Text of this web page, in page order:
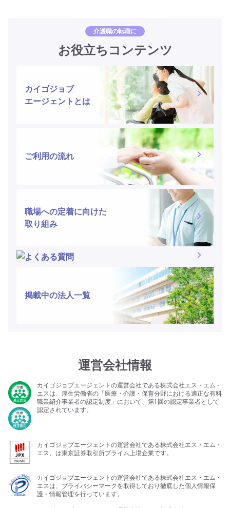
介護職の転職に
お役立ちコンテンツ
カイゴジョブ
エージェントとは
ご利用の流れ
職場への定着に向けた
取り組み
よくある質問
掲載中の法人一覧
運営会社情報
カイゴジョブエージェントの運営会社である株式会社エス・エム・
エスは、厚生労働省の「医療・介護・保育分野における適正な有料
職業紹介事業者の認定制度」において、第1回の認定事業者として
認定されています。
カイゴジョブエージェントの運営会社である株式会社エス・エム・
エス、は東京証券取引所プライム上場企業です。
カイゴジョブエージェントの運営会社である株式会社エス・エム・
エスは、プライバシーマークを取得しており徹底した個人情報保
護・情報管理を行っています。